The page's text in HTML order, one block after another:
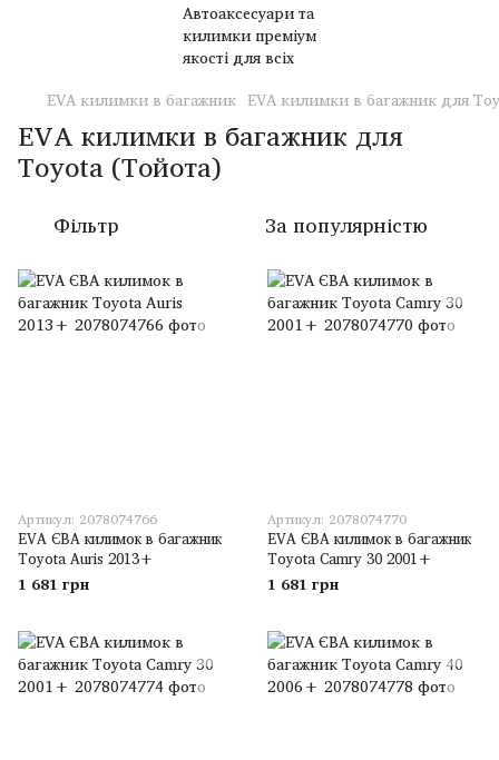
EVA килимки в багажник EVA килимки в багажник для
EVA килимки в багажник для
Toyota (Тойота)
Фільтр За популярністю
Артикул: 2078074766
EVA ЄВА килимок в багажник
Toyota Auris 2013+
1 681 грн
Артикул: 2078074770
EVA ЄВА килимок в багажник
Toyota Camry 30 2001+
1 681 грн